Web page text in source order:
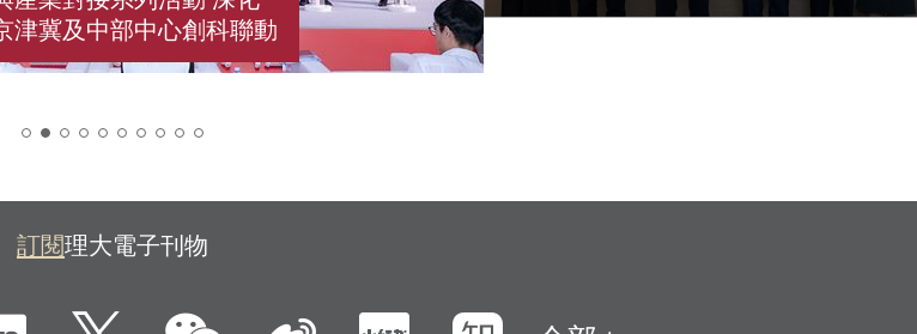
津冀及中部中心創科聯動
訂閱理大電子刊物